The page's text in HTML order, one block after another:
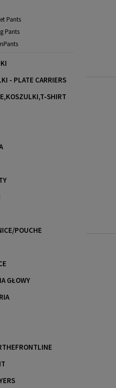
Pants
Pants
- PLATE CARRIERS
SHIRT
POUCHE
GŁOWY